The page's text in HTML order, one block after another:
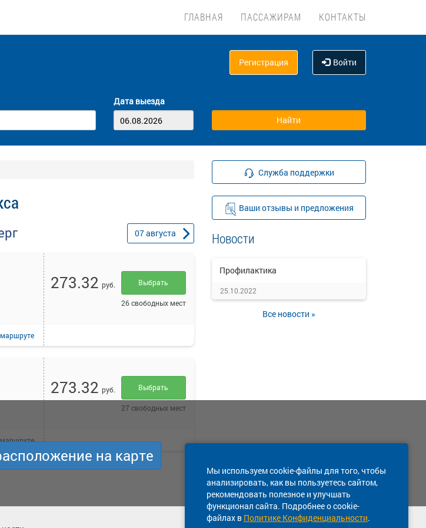
ГЛАВНАЯ ПАССАЖИРАМ КОНТАКТЫ
Регистрация Войти
Дата выезда
07августа
273.32 руб. Выбрать
26 свободных мест
273.32 руб. Выбрать
27 свободных мест
Служба поддержки
Ваши отзывы и предложения
Новости
Профилактика
25.10.2022
Все новости »
Мы используем cookie-файлы для того, чтобы
анализировать, как вы пользуетесь сайтом,
рекомендовать полезное и улучшать
функционал сайта. Подробнее о cookie-
файлах в Политике Конфиденциальности.
на карте